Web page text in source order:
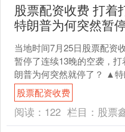
股票配资收费 打着
特朗普为何突然暂
当地时间7月25日股票配资
暂停了连续13晚的空袭，
朗普为何突然就停了？ ▲
图 市面上有很多猜测： 有说
打光了，这....
股票配资收费
阅读： 122 栏目： 股票